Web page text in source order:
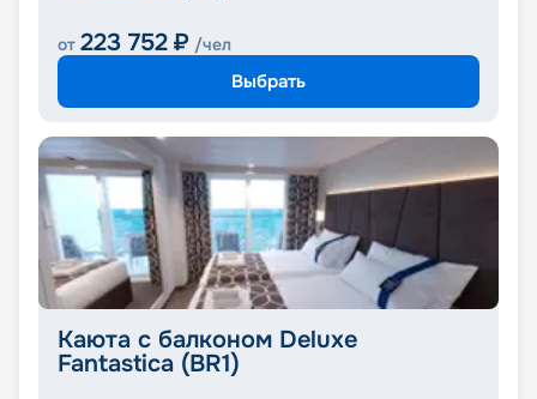
от 223 752 ₽ /чел
Выбрать
Каюта с балконом Deluxe
Fantastica (BR1)